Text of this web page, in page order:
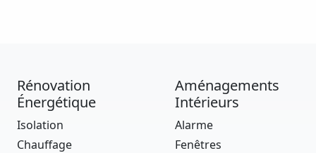
Rénovation
Énergétique
Isolation
Chauffage
Aménagements
Intérieurs
Alarme
Fenêtres